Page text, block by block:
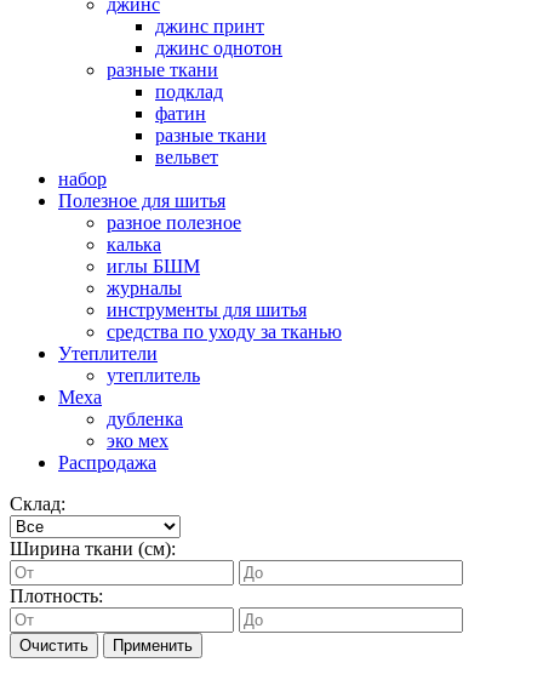
джинс
джинс принт
джинс однотон
разные ткани
подклад
фатин
разные ткани
вельвет
набор
Полезное для шитья
разное полезное
калька
иглы БШМ
журналы
инструменты для шитья
средства по уходу за тканью
Утеплители
утеплитель
Меха
дубленка
эко мех
Распродажа
Склад:
Ширина ткани (см):
Плотность:
Очистить Применить